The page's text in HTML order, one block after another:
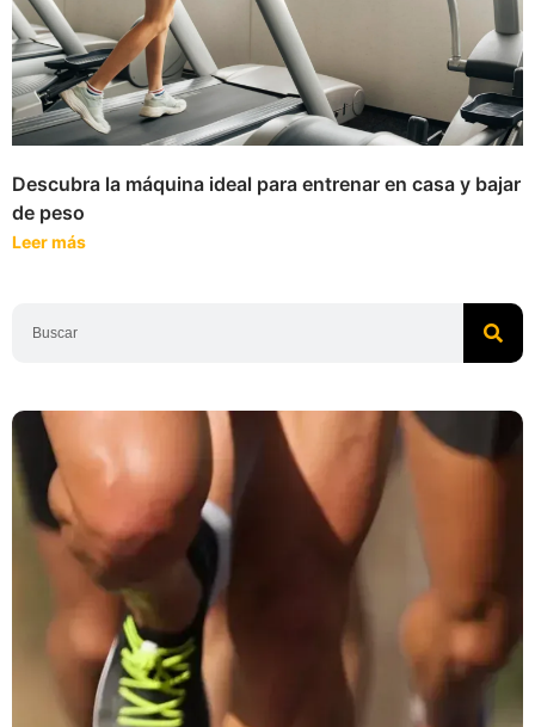
Descubra la máquina ideal para entrenar en casa y bajar
de peso
Leer más